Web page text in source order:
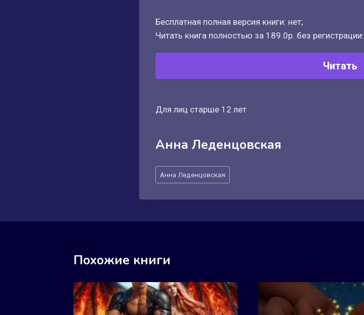
Бесплатная полная версия книги: нет;
Читать книга полностью за 189.0р. без регистрации:
Читать
Для лиц старше 12 лет
Анна Леденцовская
Метки
записи:
Анна Леденцовская
Похожие книги